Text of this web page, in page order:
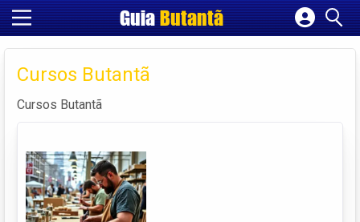
GuiaButantã
Cadastrar empresa
Cursos Butantã
Cursos Butantã